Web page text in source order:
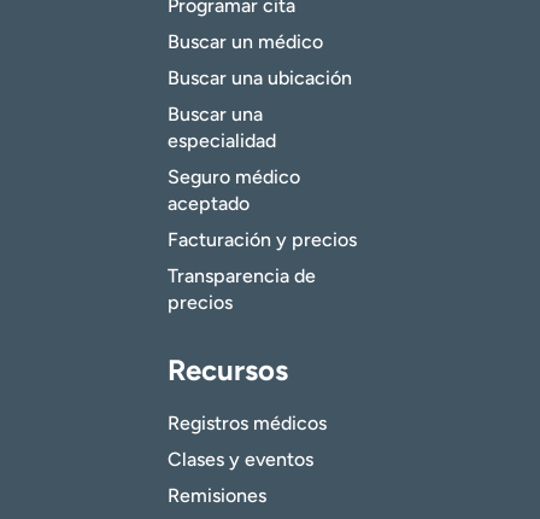
Programar cita
Buscar un médico
Buscar una ubicación
Buscar una
especialidad
Seguro médico
aceptado
Facturación y precios
Transparencia de
precios
Recursos
Registros médicos
Clases y eventos
Remisiones